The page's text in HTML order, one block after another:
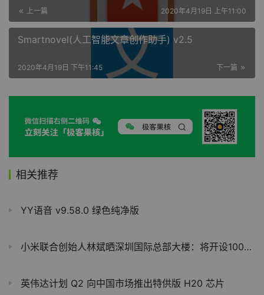
上一篇 2020年4月19日 上午11:00
Smartnovel(人工智能文章创作助手) v2.5
下一篇
2020年4月19日 下午11:45
相关推荐
YY语音 v9.58.0 绿色纯净版
小米联合创始人林斌晒深圳国际总部大楼：将开设1000平小米之家
英伟达计划 Q2 向中国市场推出特供版 H20 芯片